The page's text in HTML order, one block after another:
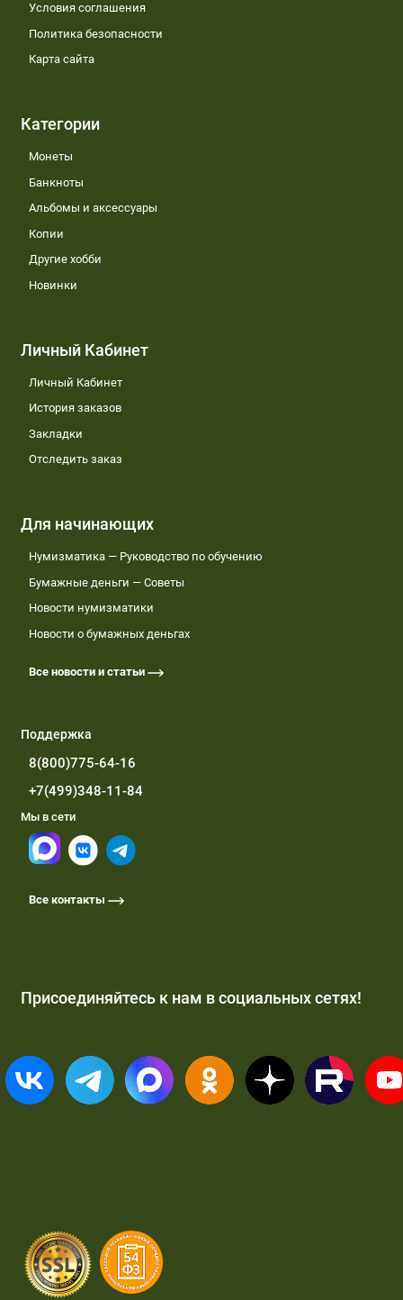
Условия соглашения
Политика безопасности
Карта сайта
Категории
Монеты
Банкноты
Альбомы и аксессуары
Копии
Другие хобби
Новинки
Личный Кабинет
Личный Кабинет
История заказов
Закладки
Отследить заказ
Для начинающих
Нумизматика — Руководство по обучению
Бумажные деньги — Советы
Новости нумизматики
Новости о бумажных деньгах
Все новости и статьи
Поддержка
8(800)775-64-16
+7(499)348-11-84
Мы в сети
Все контакты
Присоединяйтесь к нам в социальных сетях!